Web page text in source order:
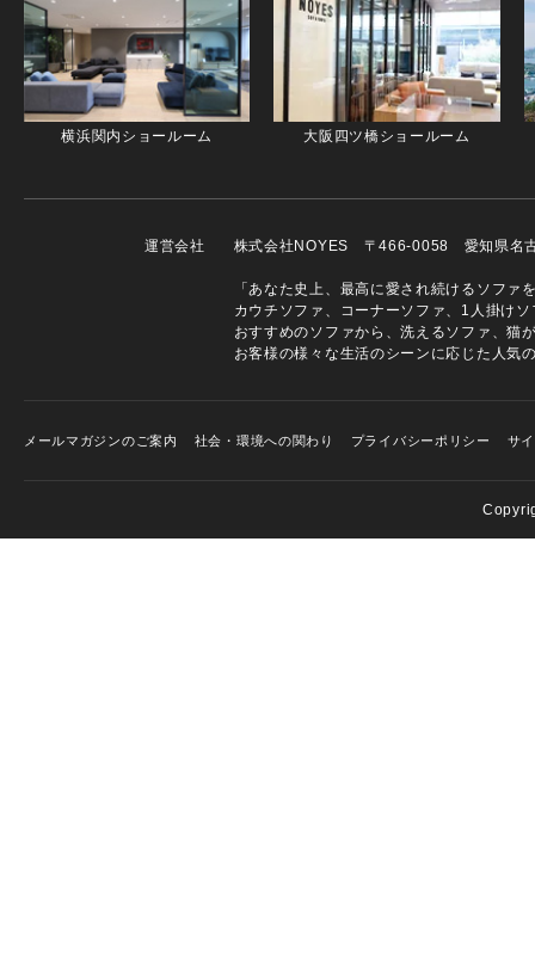
横浜関内ショールーム 大阪四ツ橋ショールーム
運営会社 株式会社NOYES 〒466-0058 愛知県名
「あなた史上、最高に愛され続けるソフ
カウチソファ、コーナーソファ、1人掛け
おすすめのソファから、洗えるソファ、猫
お客様の様々な生活のシーンに応じた人気
メールマガジンのご案内 社会・環境への関わり プライバシーポリシー サ